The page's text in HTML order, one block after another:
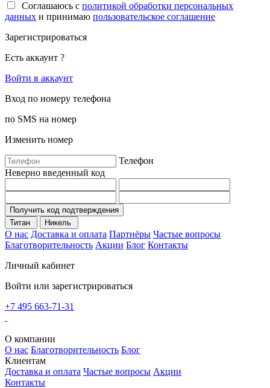
Соглашаюсь с политикой обработки персональных
данных и принимаю пользовательское соглашение
Зарегистрироваться
Есть аккаунт ?
Войти в аккаунт
Вход по номеру телефона
по SMS на номер
Изменить номер
Телефон
Неверно введенный код
Получить код подтверждения
Титан
Никель
О нас Доставка и оплата Партнёры Частые вопросы
Благотворительность Акции Блог Контакты
Личный кабинет
Войти или зарегистрироваться
+7 495 663-71-31
О компании
О нас Благотворительность Блог
Клиентам
Доставка и оплата Частые вопросы Акции
Контакты